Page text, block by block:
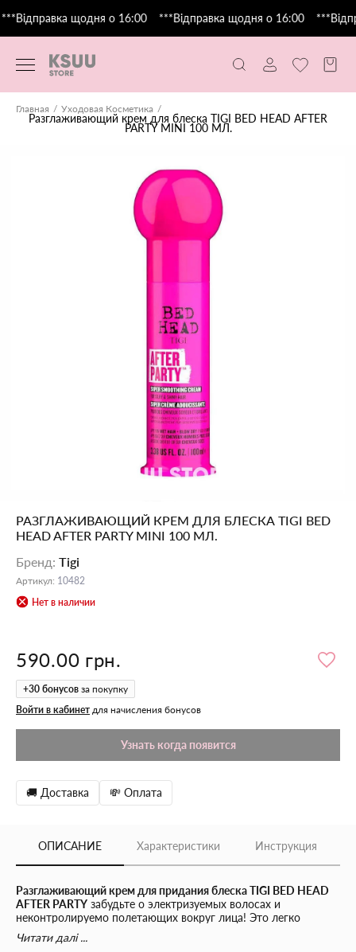
щодня о 16:00 ***Відправка щодня о 16:00
Главная Уходовая Косметика
Разглаживающий крем для блеска TIGI BED HEAD AFTER
PARTY MINI 100 МЛ.
РАЗГЛАЖИВАЮЩИЙ КРЕМ ДЛЯ БЛЕСКА TIGI BED
HEAD AFTER PARTY MINI 100 МЛ.
Бренд: Tigi
Артикул: 10482
Нет в наличии
590.00 грн.
+30 бонусов за покупку
Войти в кабинет для начисления бонусов
Узнать когда появится
🚚 Доставка 💸 Оплата
ОПИСАНИЕ Характеристики Инструкция
Разглаживающий крем для придания блеска TIGI BED HEAD
AFTER PARTY забудьте о электризуемых волосах и
неконтролируемо полетающих вокруг лица! Это легко
исправить и привести прическу в порядок. Разглаживающий
крем для придания блеска и шелковистости волосы
Читати далі ...